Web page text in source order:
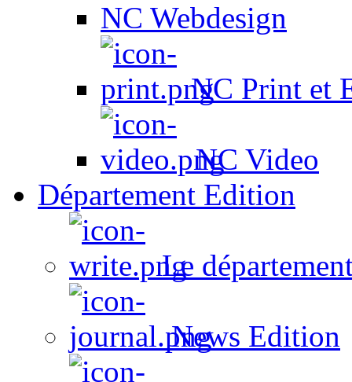
NC Webdesign
NC Print et
NC Video
Département Edition
Le
News Edition